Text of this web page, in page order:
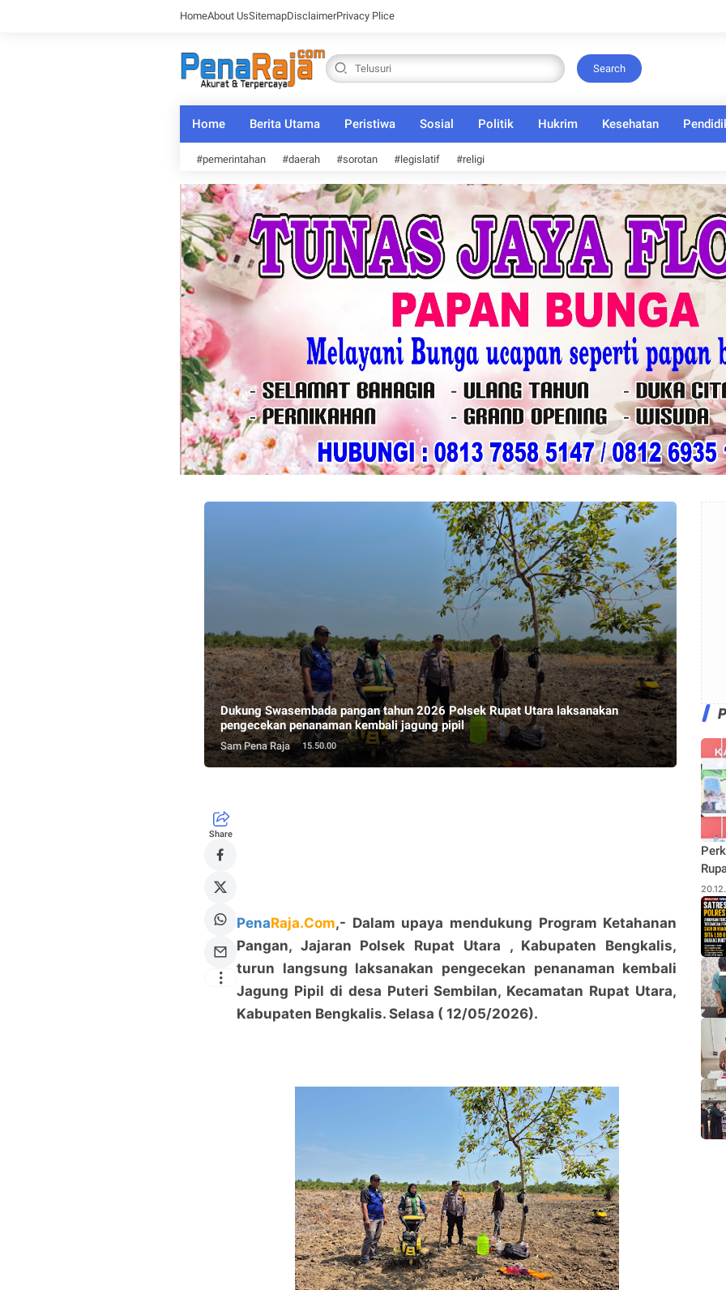
HomeAbout UsSitemapDisclaimerPrivacy Plice
Search
Home Berita Utama Peristiwa Sosial Politik Hukrim Kesehatan
#pemerintahan #daerah #sorotan #legislatif #religi
Dukung Swasembada pangan tahun 2026 Polsek Rupat Utara laksanakan
pengecekan penanaman kembali jagung pipil
Sam Pena Raja 15.50.00
Share
PenaRaja.Com,- Dalam upaya mendukung Program Ketahanan
Pangan, Jajaran Polsek Rupat Utara , Kabupaten Bengkalis,
turun langsung laksanakan pengecekan penanaman kembali
Jagung Pipil di desa Puteri Sembilan, Kecamatan Rupat Utara,
Kabupaten Bengkalis. Selasa ( 12/05/2026).
Rhu